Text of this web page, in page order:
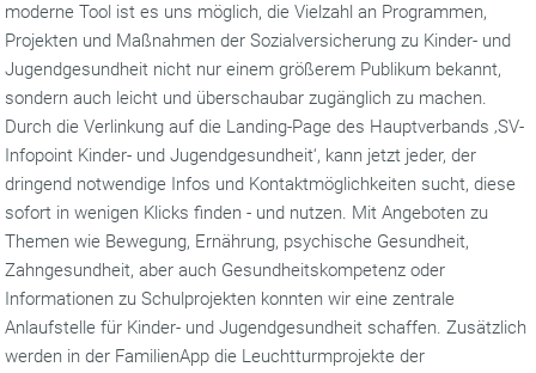
moderne Tool ist es uns möglich, die Vielzahl an Programmen,
Projekten und Maßnahmen der Sozialversicherung zu Kinder- und
Jugendgesundheit nicht nur einem größerem Publikum bekannt,
sondern auch leicht und überschaubar zugänglich zu machen.
Durch die Verlinkung auf die Landing-Page des Hauptverbands ‚SV-
Infopoint Kinder- und Jugendgesundheit‘, kann jetzt jeder, der
dringend notwendige Infos und Kontaktmöglichkeiten sucht, diese
sofort in wenigen Klicks finden - und nutzen. Mit Angeboten zu
Themen wie Bewegung, Ernährung, psychische Gesundheit,
Zahngesundheit, aber auch Gesundheitskompetenz oder
Informationen zu Schulprojekten konnten wir eine zentrale
Anlaufstelle für Kinder- und Jugendgesundheit schaffen. Zusätzlich
werden in der FamilienApp die Leuchtturmprojekte der